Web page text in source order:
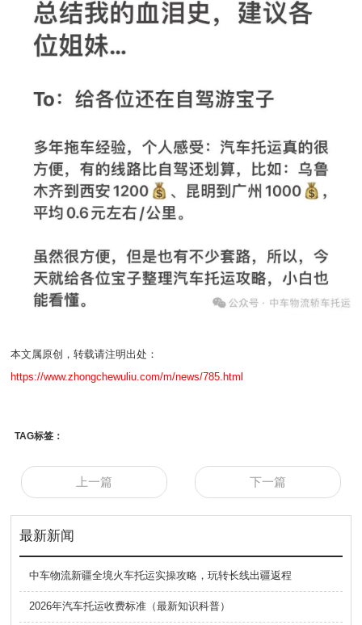
本文属原创，转载请注明出处：
https://www.zhongchewuliu.com/m/news/785.html
TAG标签：
上一篇 下一篇
最新新闻
中车物流新疆全境火车托运实操攻略，玩转长线出疆返程
2026年汽车托运收费标准（最新知识科普）